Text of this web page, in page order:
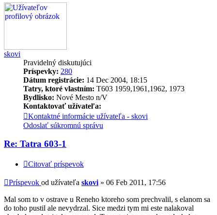
skovi
Pravidelný diskutujúci
Príspevky: 280
Dátum registrácie: 14 Dec 2004, 18:15
Tatry, ktoré vlastním: T603 1959,1961,1962, 1973
Bydlisko: Nové Mesto n/V
Kontaktovať užívateľa:
Kontaktné informácie užívateľa - skovi
Odoslať súkromnú správu
Re: Tatra 603-1
Citovať príspevok
Príspevok od užívateľa skovi » 06 Feb 2011, 17:56
Mal som to v ostrave u Reneho ktoreho som prechvalil, s elanom sa
do toho pustil ale nevydrzal. Sice medzi tym mi este nalakoval